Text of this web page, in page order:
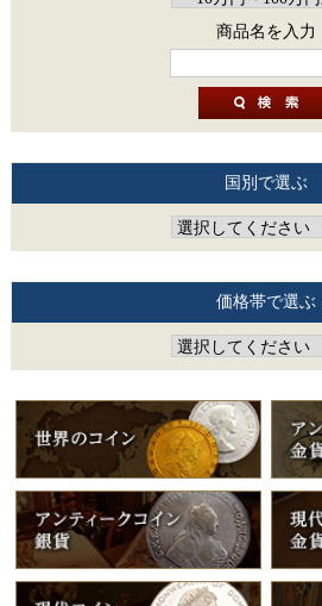
商品名を入力
国別で選ぶ
価格帯で選ぶ